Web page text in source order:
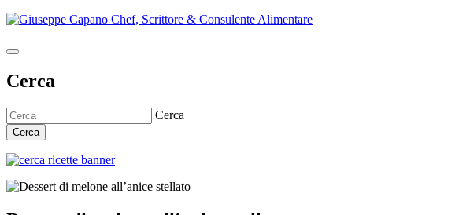
Cerca
Cerca
Cerca